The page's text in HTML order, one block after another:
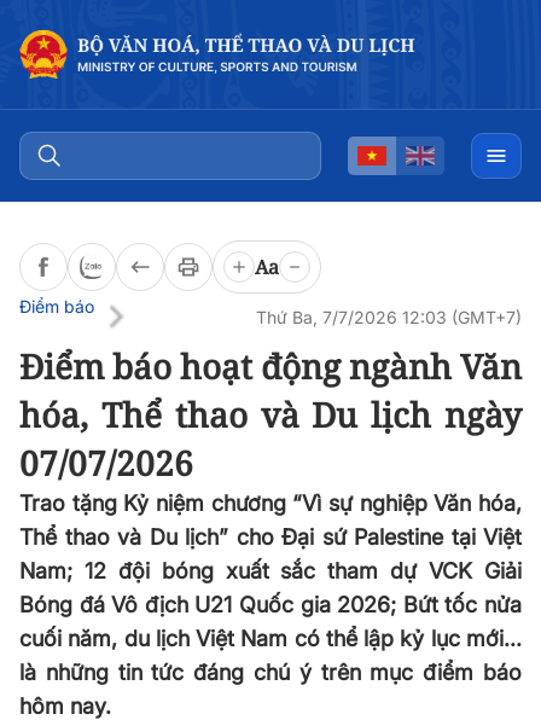
Aa
Điểm báo
Thứ Ba, 7/7/2026 12:03 (GMT+7)
Điểm báo hoạt động ngành Văn
hóa, Thể thao và Du lịch ngày
07/07/2026
Trao tặng Kỷ niệm chương “Vì sự nghiệp Văn hóa,
Thể thao và Du lịch” cho Đại sứ Palestine tại Việt
Nam; 12 đội bóng xuất sắc tham dự VCK Giải
Bóng đá Vô địch U21 Quốc gia 2026; Bứt tốc nửa
cuối năm, du lịch Việt Nam có thể lập kỷ lục mới...
là những tin tức đáng chú ý trên mục điểm báo
hôm nay.
Đọc bài